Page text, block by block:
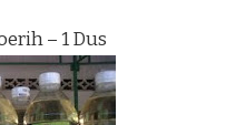
– 1 Dus